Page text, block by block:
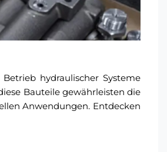
hydraulischer Systeme
Bauteile gewährleisten die
Anwendungen. Entdecken